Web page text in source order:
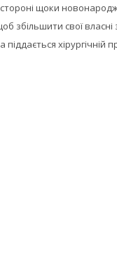
щоки
свої власні
хірургічній